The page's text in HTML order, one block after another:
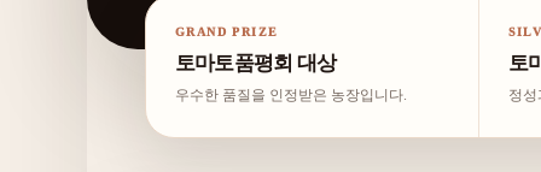
GRAND PRIZE
토마토품평회 대상
우수한 품질을 인정받은 농장입니다.
토
정